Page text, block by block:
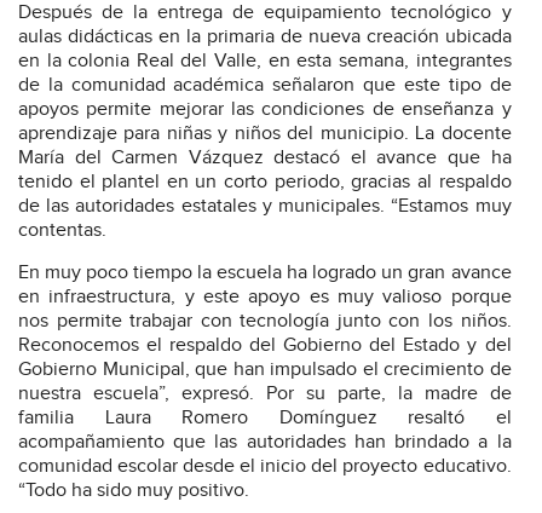
Después de la entrega de equipamiento tecnológico y
aulas didácticas en la primaria de nueva creación ubicada
en la colonia Real del Valle, en esta semana, integrantes
de la comunidad académica señalaron que este tipo de
apoyos permite mejorar las condiciones de enseñanza y
aprendizaje para niñas y niños del municipio. La docente
María del Carmen Vázquez destacó el avance que ha
tenido el plantel en un corto periodo, gracias al respaldo
de las autoridades estatales y municipales. “Estamos muy
contentas.
En muy poco tiempo la escuela ha logrado un gran avance
en infraestructura, y este apoyo es muy valioso porque
nos permite trabajar con tecnología junto con los niños.
Reconocemos el respaldo del Gobierno del Estado y del
Gobierno Municipal, que han impulsado el crecimiento de
nuestra escuela”, expresó. Por su parte, la madre de
familia Laura Romero Domínguez resaltó el
acompañamiento que las autoridades han brindado a la
comunidad escolar desde el inicio del proyecto educativo.
“Todo ha sido muy positivo.